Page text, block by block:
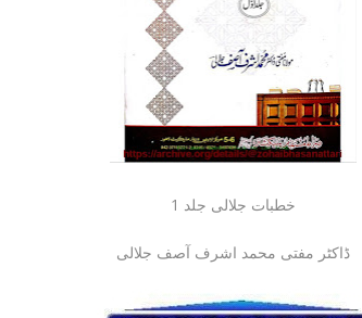
خطبات جلالی جلد 1
ڈاکٹر مفتی محمد اشرف آصف جلالی